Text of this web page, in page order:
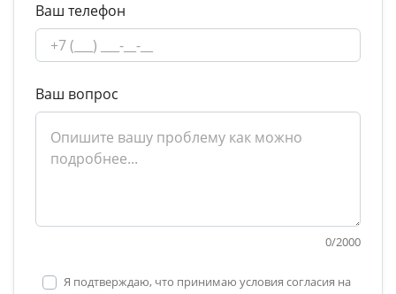
Ваш телефон
Ваш вопрос
0/2000
Я подтверждаю, что принимаю условия согласия на